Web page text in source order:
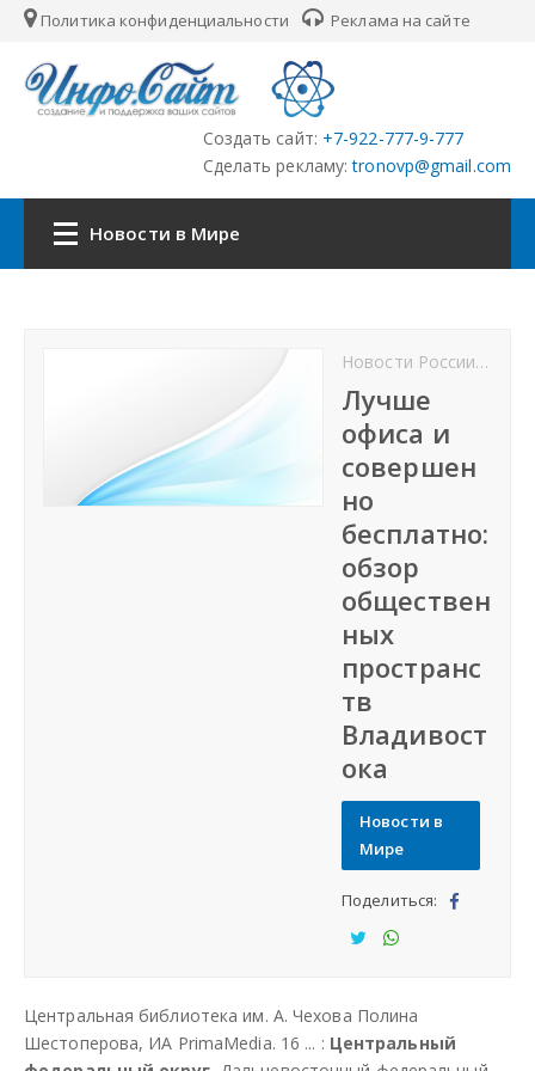
Политика конфиденциальности Реклама на сайте
Создать сайт: +7-922-777-9-777
Сделать рекламу: tronovp@gmail.com
Новости в Мире
Городские сайты
Партнёры
Новости России
Лучше
офиса и
совершен
но
бесплатно:
обзор
обществен
ных
пространс
тв
Владивост
ока
Новости в
Мире
Поделиться:
тьс
я
тьс
я
Центральная библиотека им. А. Чехова Полина
Шестоперова, ИА PrimaMedia. 16 ... : Центральный